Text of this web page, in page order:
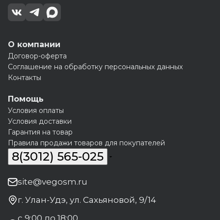
О компании
Договор-оферта
Соглашение на обработку персональных данных
Контакты
Помощь
Условия оплаты
Условия доставки
Гарантия на товар
Правила продажи товаров для покупателей
8(3012) 565-025
site@vegosm.ru
г. Улан-Удэ, ул. Сахьяновой, 9/14
с 9:00 до 18:00